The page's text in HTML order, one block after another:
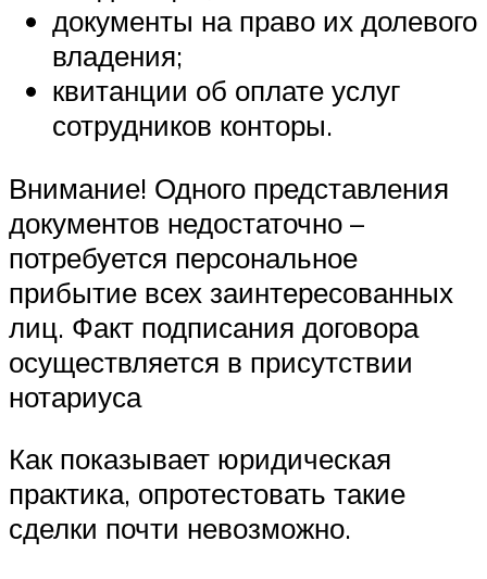
документы на право их долевого
владения;
квитанции об оплате услуг
сотрудников конторы.
Внимание! Одного представления
документов недостаточно –
потребуется персональное
прибытие всех заинтересованных
лиц. Факт подписания договора
осуществляется в присутствии
нотариуса
Как показывает юридическая
практика, опротестовать такие
сделки почти невозможно.